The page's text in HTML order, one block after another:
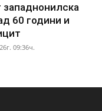
60 години и
09:36ч.